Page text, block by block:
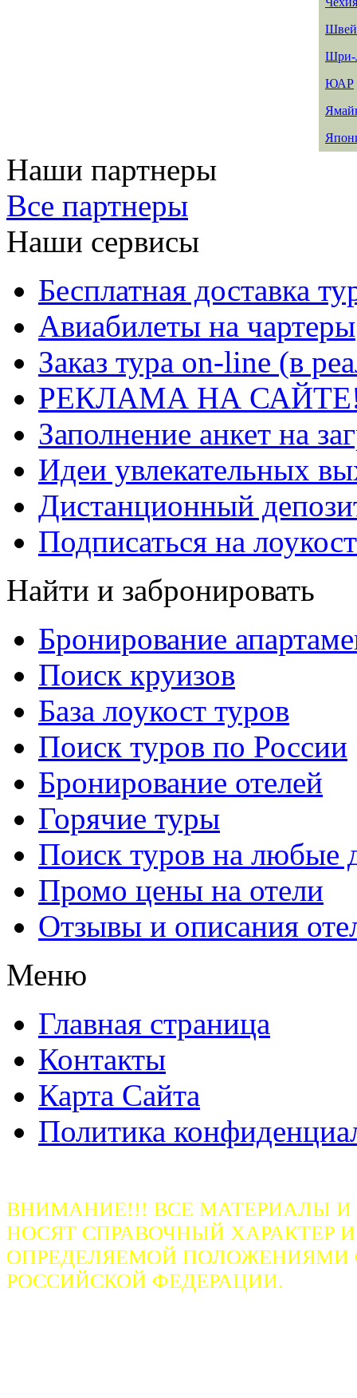
Шри-
ЮАР
Наши партнеры
Все партнеры
Наши сервисы
Бесплатная доставка
Авиабилеты на чартеры
Заказ тура on-line (в
РЕКЛАМА НА
Заполнение анкет на
Идеи увлекательных
Дистанционный
Подписаться на
Найти и забронировать
Бронирование
Поиск круизов
База лоукост туров
Поиск туров по России
Бронирование отелей
Горячие туры
Поиск туров на любые
Промо цены на отели
Отзывы и описания
Меню
Главная страница
Контакты
Карта Сайта
Политика
ВНИМАНИЕ!!! ВСЕ МАТЕРИАЛЫ
НОСЯТ СПРАВОЧНЫЙ ХАРАКТЕР
ОПРЕДЕЛЯЕМОЙ ПОЛОЖЕНИЯМИ
РОССИЙСКОЙ ФЕДЕРАЦИИ.